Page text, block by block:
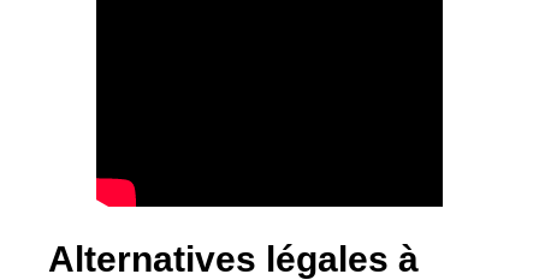
Alternatives légales à